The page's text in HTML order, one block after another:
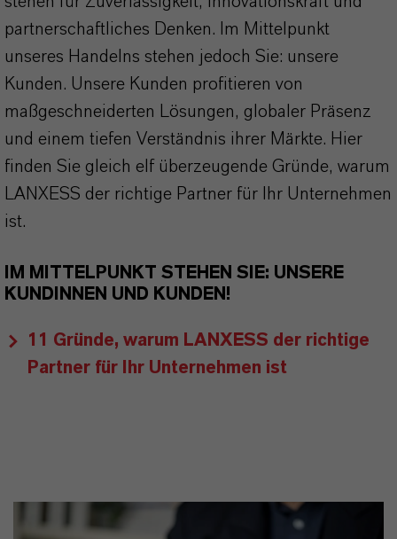
partnerschaftliches Denken. Im Mittelpunkt
unseres Handelns stehen jedoch Sie: unsere
Kunden. Unsere Kunden profitieren von
maßgeschneiderten Lösungen, globaler Präsenz
und einem tiefen Verständnis ihrer Märkte. Hier
finden Sie gleich elf überzeugende Gründe, warum
LANXESS der richtige Partner für Ihr Unternehmen
ist.
IM MITTELPUNKT STEHEN SIE: UNSERE
KUNDINNEN UND KUNDEN!
11 Gründe, warum LANXESS der richtige
Partner für Ihr Unternehmen ist